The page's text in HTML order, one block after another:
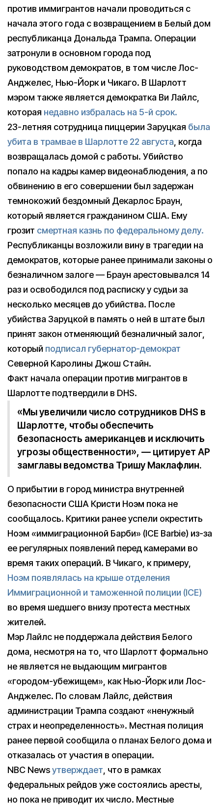
против иммигрантов начали проводиться c
начала этого года с возвращением в Белый дом
республиканца Дональда Трампа. Операции
затронули в основном города под
руководством демократов, в том числе Лос-
Анджелес, Нью-Йорк и Чикаго. В Шарлотт
мэром также является демократка Ви Лайлс,
которая недавно избралась на 5-й срок.
23-летняя сотрудница пиццерии Заруцкая была
убита в трамвае в Шарлотте 22 августа, когда
возвращалась домой с работы. Убийство
попало на кадры камер видеонаблюдения, а по
обвинению в его совершении был задержан
темнокожий бездомный Декарлос Браун,
который является гражданином США. Ему
грозит смертная казнь по федеральному делу.
Республиканцы возложили вину в трагедии на
демократов, которые ранее принимали законы о
безналичном залоге — Браун арестовывался 14
раз и освободился под расписку у судьи за
несколько месяцев до убийства. После
убийства Заруцкой в память о ней в штате был
принят закон отменяющий безналичный залог,
который подписал губернатор-демократ
Северной Каролины Джош Стайн.
Факт начала операции против мигрантов в
Шарлотте подтвердили в DHS.
«Мы увеличили число сотрудников DHS в
Шарлотте, чтобы обеспечить
безопасность американцев и исключить
угрозы общественности», — цитирует AP
замглавы ведомства Тришу Маклафлин.
О прибытии в город министра внутренней
безопасности США Кристи Ноэм пока не
сообщалось. Критики ранее успели окрестить
Ноэм «иммиграционной Барби» (ICE Barbie) из-за
ее регулярных появлений перед камерами во
время таких операций. В Чикаго, к примеру,
Ноэм появлялась на крыше отделения
Иммиграционной и таможенной полиции (ICE)
во время шедшего внизу протеста местных
жителей.
Мэр Лайлс не поддержала действия Белого
дома, несмотря на то, что Шарлотт формально
не является не выдающим мигрантов
«городом-убежищем», как Нью-Йорк или Лос-
Анджелес. По словам Лайлс, действия
администрации Трампа создают «ненужный
страх и неопределенность». Местная полиция
ранее первой сообщила о планах Белого дома и
отказалась от участия в операции.
NBC Newsутверждает, что в рамках
федеральных рейдов уже состоялись аресты,
но пока не приводит их число. Местные